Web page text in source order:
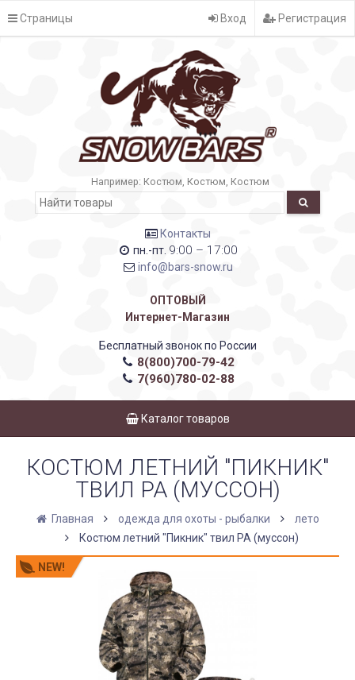
Страницы Вход Регистрация
Например: Костюм Костюм Костюм
Контакты
пн.-пт. 9:00 – 17:00
info@bars-snow.ru
ОПТОВЫЙ
Интернет-Магазин
Бесплатный звонок по России
8(800)700-79-42
7(960)780-02-88
Каталог товаров
КОСТЮМ ЛЕТНИЙ "ПИКНИК"
ТВИЛ РА (МУССОН)
Главная одежда для охоты - рыбалки
лето
Костюм летний "Пикник" твил РА (муссон)
NEW!